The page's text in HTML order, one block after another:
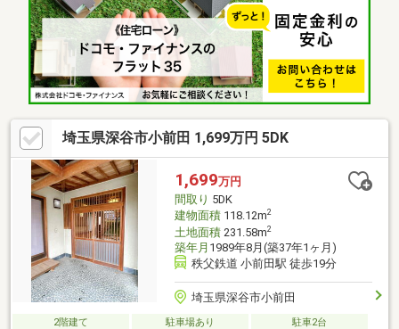
い、勤続年数が短い方・車、カード類等のローンがある方・過去
に支払いの遅れがあった方・シングルマザー、外国籍の方 等々
住宅ローン詳しい経験豊富なスタッフが、お客様にピッタリなご
提案をさせていただきます！
埼玉県深谷市小前田 1,699万円 5DK
1,699万円
間取り 5DK
建物面積118.12m2
土地面積231.58m2
築年月 1989年8月(築37年1ヶ月)
秩父鉄道 小前田駅 徒歩19分
埼玉県深谷市小前田
2階建て 駐車場あり 駐車2台